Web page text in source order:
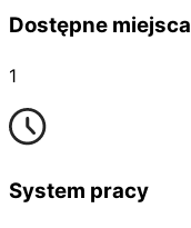
Dostępne miejsca
1
System pracy